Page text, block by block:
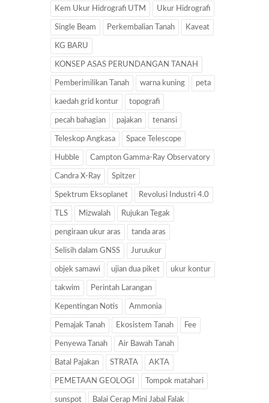
Kem Ukur Hidrografi UTM Ukur Hidrografi
Single Beam Perkembalian Tanah Kaveat
KG BARU
KONSEP ASAS PERUNDANGAN TANAH
Pemberimilikan Tanah warna kuning peta
kaedah grid kontur topografi
pecah bahagian pajakan tenansi
Teleskop Angkasa Space Telescope
Hubble Campton Gamma-Ray Observatory
Candra X-Ray Spitzer
Spektrum Eksoplanet Revolusi Industri 4.0
TLS Mizwalah Rujukan Tegak
pengiraan ukur aras tanda aras
Selisih dalam GNSS Juruukur
objek samawi ujian dua piket ukur kontur
takwim Perintah Larangan
Kepentingan Notis Ammonia
Pemajak Tanah Ekosistem Tanah Fee
Penyewa Tanah Air Bawah Tanah
Batal Pajakan STRATA AKTA
PEMETAAN GEOLOGI Tompok matahari
sunspot Balai Cerap Mini Jabal Falak